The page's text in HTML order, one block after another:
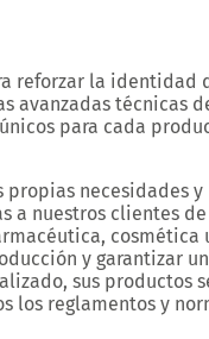
reforzar la identidad
avanzadas técnicas
para cada
propias necesidades y
a nuestros clientes de
cosmética
y garantizar un
sus productos
los reglamentos y